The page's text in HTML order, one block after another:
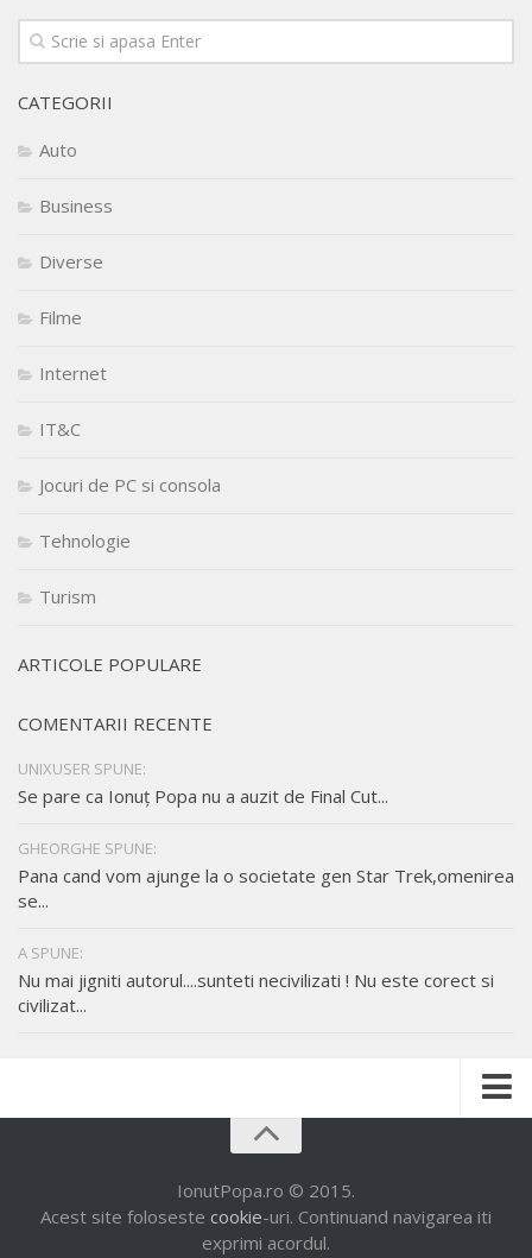
CATEGORII
Auto
Business
Diverse
Filme
Internet
IT&C
Jocuri de PC si consola
Tehnologie
Turism
ARTICOLE POPULARE
COMENTARII RECENTE
UNIXUSER SPUNE:
Se pare ca Ionuț Popa nu a auzit de Final Cut...
GHEORGHE SPUNE:
Pana cand vom ajunge la o societate gen Star Trek,omenirea
se...
A SPUNE:
Nu mai jigniti autorul....sunteti necivilizati ! Nu este corect si
civilizat...
Contact
IonutPopa.ro © 2015.
Acest site foloseste cookie-uri. Continuand navigarea iti
exprimi acordul.